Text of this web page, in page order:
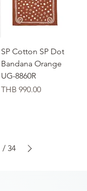
SP Cotton SP Dot
Bandana Orange
UG-8860R
Price
THB 990.00
/ 34